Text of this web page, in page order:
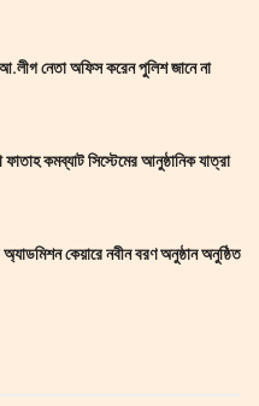
নেতা অফিস করেন পুলিশ জানে না
কমব্যাট সিস্টেমের আনুষ্ঠানিক যাত্রা
কেয়ারে নবীন বরণ অনুষ্ঠান অনুষ্ঠিত